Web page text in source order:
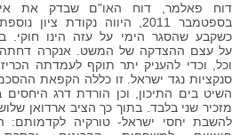
דוח פאלמר, דוח האו"ם שבדק את
בספטמבר 2011, היווה נקודת
כשקבע שהסגר הימי על עזה הינו חוקי.
על עצם ההצדקה של המשט. אנקרה
וכל, וכדי להעניק יתר תוקף לעמדתה
סנקציות נגד ישראל. זו כללה הקפאת
השיט בים התיכון, וכן הורדת דרג היחסים
מזכיר שני בלבד. בתוך כך הציב ארדואן
להשבת יחסי ישראל- טורקיה לקדמותם: